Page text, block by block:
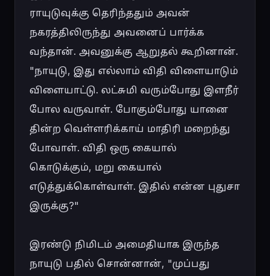
ராயுடுவுக்கு தெரிந்ததும் அவன்
நகரத்திலிருந்து அவனைப் பார்க்க
வந்தான். அவனுக்கு ஆறுதல் கூறினான்.
"நாயுடு, இது எல்லாம் விதி விளையாடும்
விளையாட்டு. லட்சுமி வரும்போது இளநீர்
போல வருவாள். போகும்போது யானை
தின்ற வெள்ளரிக்காய் மாதிரி மறைந்து
போவாள். விதி ஒரு கையால்
கொடுக்கும், மறு கையால்
எடுத்துக்கொள்வாள். இதில் என்ன புதுசா
இருக்கு?"
இரண்டு நிமிடம் அமைதியாக இருந்த
நாயுடு பதில் சொன்னான், "முப்பது